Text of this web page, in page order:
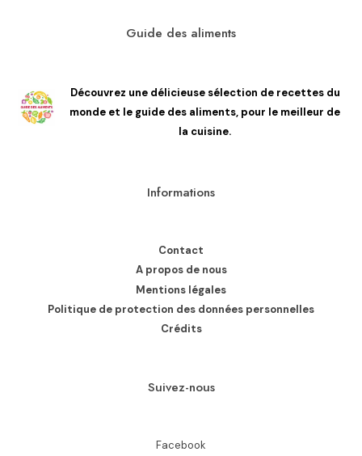
Guide des aliments
Découvrez une délicieuse sélection de recettes du
monde et le guide des aliments, pour le meilleur de
la cuisine.
Informations
Contact
A propos de nous
Mentions légales
Politique de protection des données personnelles
Crédits
Suivez-nous
Facebook